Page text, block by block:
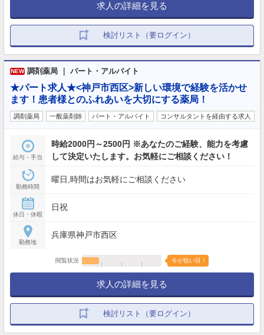
求人の詳細を見る
検討リスト（要ログイン）
NEW 調剤薬局 ｜ パート・アルバイト
★パート求人★<神戸市西区>新しい環境で経験を活かせ
ます！患者様とのふれあいを大切にする薬局！
調剤薬局 一般薬剤師 パート・アルバイト コンサルタントを経由する求人
給与・手当
時給2000円～2500円 ※あなたのご経験、能力を考慮
して決定いたします。お気軽にご相談ください！
勤務時間
曜日,時間はお気軽にご相談ください
休日・休暇
日祝
勤務地
兵庫県神戸市西区
閲覧状況 今が狙い目！
求人の詳細を見る
検討リスト（要ログイン）